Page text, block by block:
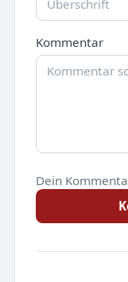
Kommentar
Dein